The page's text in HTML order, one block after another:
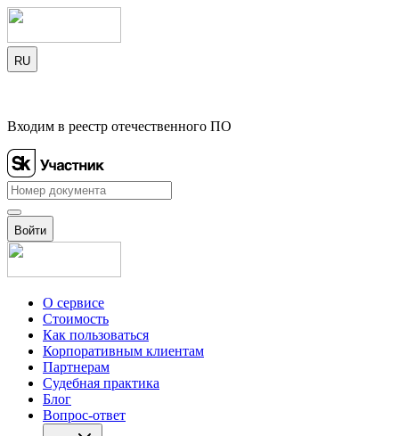
RU
Входим в реестр отечественного ПО
Войти
О сервисе
Стоимость
Как пользоваться
Корпоративным клиентам
Партнерам
Судебная практика
Блог
Вопрос-ответ